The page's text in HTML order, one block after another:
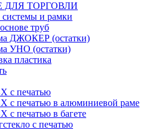
ДЛЯ ТОРГОВЛИ
и рамки
труб
ДЖОКЕР (остатки)
УНО (остатки)
пластика
с печатью
с печатью в алюминиевой раме
с печатью в багете
с печатью